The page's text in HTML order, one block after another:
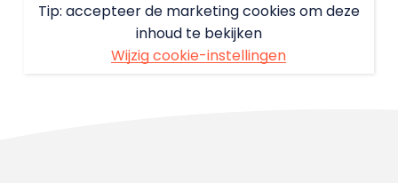
Tip: accepteer de marketing cookies om deze
inhoud te bekijken
Wijzig cookie-instellingen